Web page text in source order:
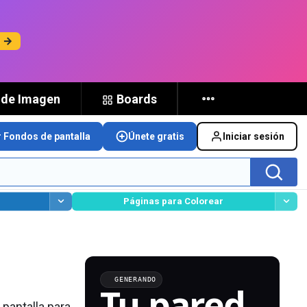
→
Imagen Boards
Fondos de pantalla Únete gratis Iniciar sesión
Páginas para Colorear
GENERANDO